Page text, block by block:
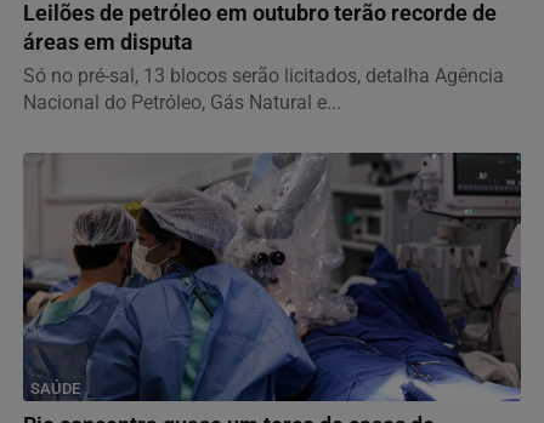
Leilões de petróleo em outubro terão recorde de
áreas em disputa
Só no pré-sal, 13 blocos serão licitados, detalha Agência
Nacional do Petróleo, Gás Natural e...
SAÚDE